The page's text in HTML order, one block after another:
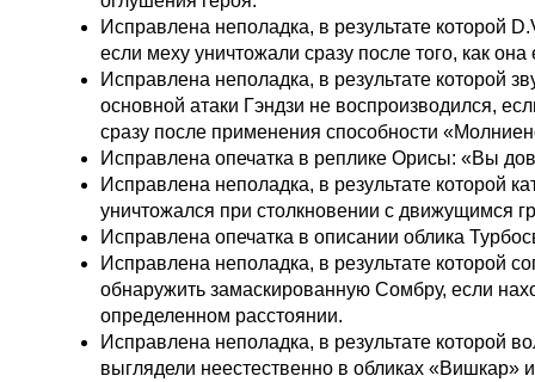
Исправлена неполадка, в результате которой
если меху уничтожали сразу после того, как она
Исправлена неполадка, в результате которой
основной атаки Гэндзи не воспроизводился,
сразу после применения способности
Исправлена опечатка в реплике Орисы: «Вы
Исправлена неполадка, в результате которой
уничтожался при столкновении с движущимся
Исправлена опечатка в описании облика
Исправлена неполадка, в результате которой
обнаружить замаскированную Сомбру, если
определенном расстоянии.
Исправлена неполадка, в результате которой
выглядели неестественно в обликах «Вишкар»